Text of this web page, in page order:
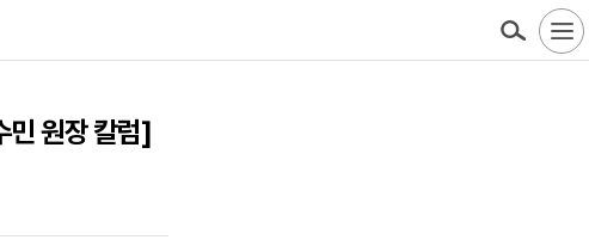
민 원장 칼럼]